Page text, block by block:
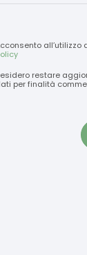
restare
per finalità